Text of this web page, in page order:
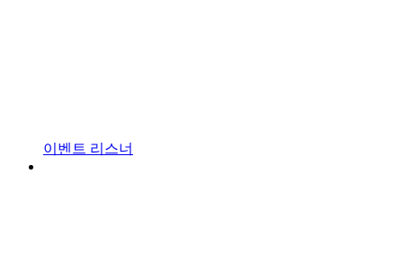
이벤트 리스너